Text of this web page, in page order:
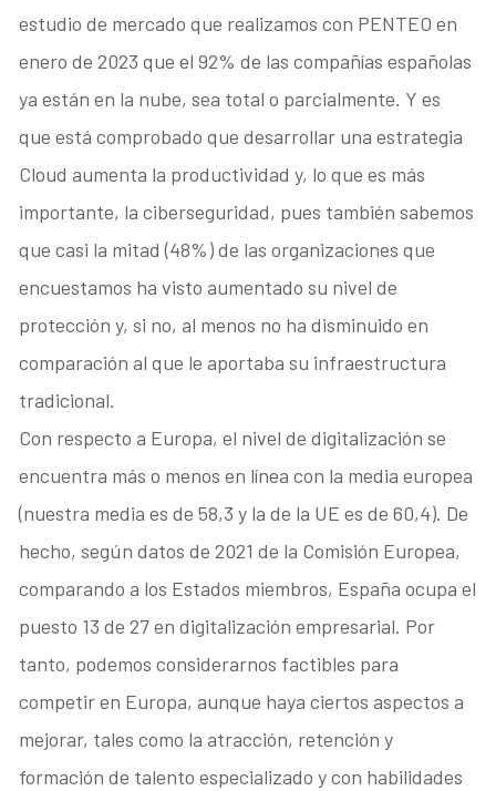
estudio de mercado que realizamos con PENTEO en
enero de 2023 que el 92% de las compañías españolas
ya están en la nube, sea total o parcialmente. Y es
que está comprobado que desarrollar una estrategia
Cloud aumenta la productividad y, lo que es más
importante, la ciberseguridad, pues también sabemos
que casi la mitad (48%) de las organizaciones que
encuestamos ha visto aumentado su nivel de
protección y, si no, al menos no ha disminuido en
comparación al que le aportaba su infraestructura
tradicional.
Con respecto a Europa, el nivel de digitalización se
encuentra más o menos en línea con la media europea
(nuestra media es de 58,3 y la de la UE es de 60,4). De
hecho, según datos de 2021 de la Comisión Europea,
comparando a los Estados miembros, España ocupa el
puesto 13 de 27 en digitalización empresarial. Por
tanto, podemos considerarnos factibles para
competir en Europa, aunque haya ciertos aspectos a
mejorar, tales como la atracción, retención y
formación de talento especializado y con habilidades